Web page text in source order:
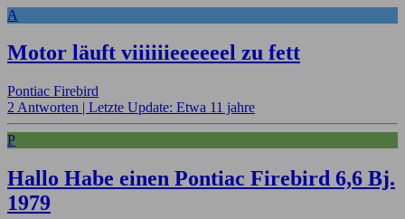
A
Motor läuft viiiiiieeeeeel zu fett
Pontiac Firebird
2 Antworten | Letzte Update: Etwa 11 jahre
P
Hallo Habe einen Pontiac Firebird 6,6 Bj.
1979